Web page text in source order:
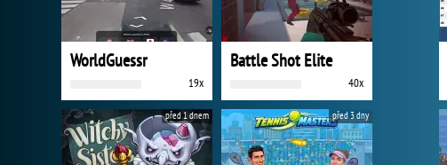
WorldGuessr
19x
Battle Shot Elite
40x
před 1 dnem před 3 dny